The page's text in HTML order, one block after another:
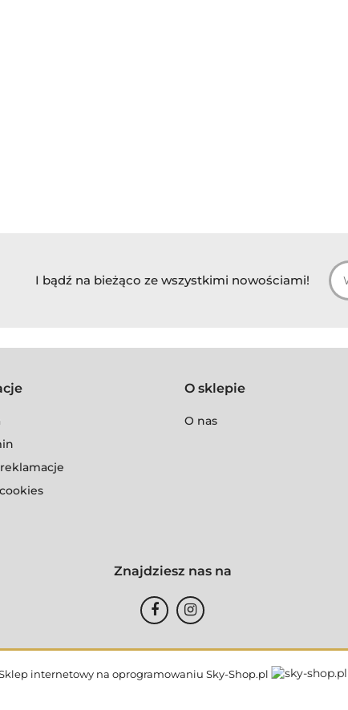
I bądź na bieżąco ze wszystkimi nowościami!
O sklepie
O nas
Znajdziesz nas na
internetowy na oprogramowaniu Sky-Shop.pl